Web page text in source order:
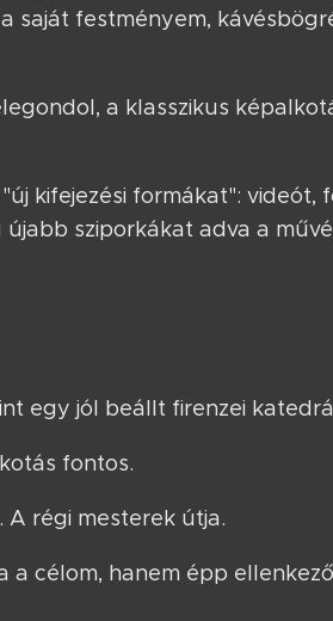
saját festményem,
a klasszikus
kifejezési formákat": videót,
sziporkákat adva a
egy jól beállt firenzei
fontos.
régi mesterek útja.
a célom, hanem épp